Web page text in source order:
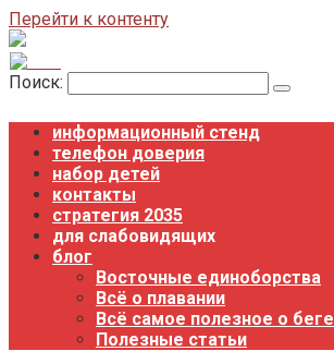
Перейти к контенту
Поиск:
информационный стенд
телефон доверия
набор детей
контакты
стратегия 2035
для слабовидящих
блог
Восточные единоборства
Всё о плавании
Всё самое полезное о беге
Полезные статьи